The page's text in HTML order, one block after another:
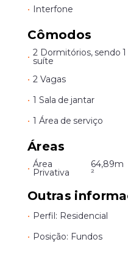
• Interfone
Cômodos
• 2 Dormitórios, sendo 1
suíte
• 2 Vagas
• 1 Sala de jantar
• 1 Área de serviço
Áreas
• Área
Privativa
64,89m
²
Outras
• Perfil: Residencial
• Posição: Fundos